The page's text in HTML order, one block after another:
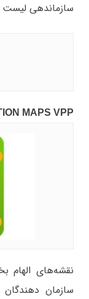
سازماندهی
MAPS VPP
نقشه‌های الهام
سازمان دهندگان